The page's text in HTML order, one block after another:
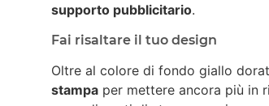
supporto pubblicitario.
Fai risaltare il tuo design
Oltre al colore di fondo giallo
stampa per mettere ancora più in